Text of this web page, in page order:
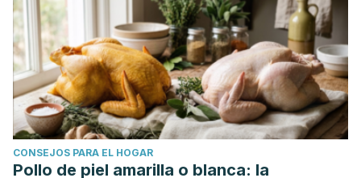
CONSEJOS PARA EL HOGAR
Pollo de piel amarilla o blanca: la